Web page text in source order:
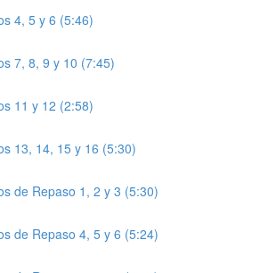
4, 5 y 6 (5:46)
7, 8, 9 y 10 (7:45)
11 y 12 (2:58)
13, 14, 15 y 16 (5:30)
de Repaso 1, 2 y 3 (5:30)
de Repaso 4, 5 y 6 (5:24)